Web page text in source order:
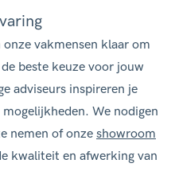
vakmensen klaar om
beste keuze voor jouw
adviseurs inspireren je
We nodigen
nemen of onze showroom
kwaliteit en afwerking van